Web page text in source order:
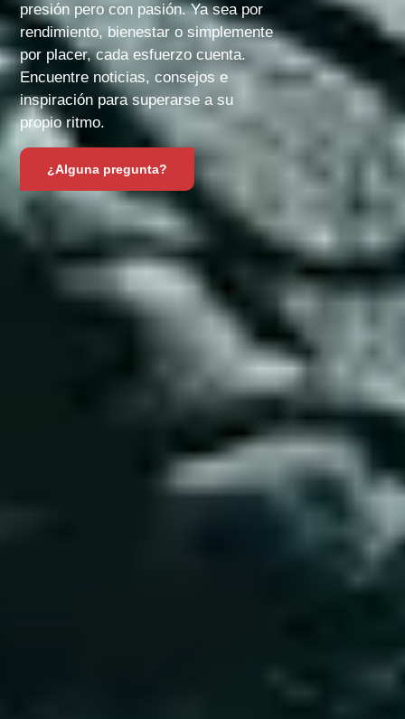
presión pero con pasión. Ya sea por
rendimiento, bienestar o simplemente
por placer, cada esfuerzo cuenta.
Encuentre noticias, consejos e
inspiración para superarse a su
propio ritmo.
¿Alguna pregunta?